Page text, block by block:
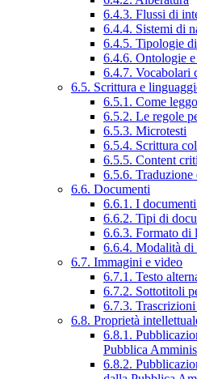
6.4.3. Flussi di
6.4.4. Sistemi di
6.4.5. Tipologie
6.4.6. Ontologie e
6.4.7. Vocabolari
6.5. Scrittura e
6.5.1. Come
6.5.2. Le regole
6.5.3. Microtesti
6.5.4. Scrittura
6.5.5. Content
6.5.6. Traduzione
6.6. Documenti
6.6.1. I
6.6.2. Tipi di
6.6.3. Formato di
6.6.4. Modalità di
6.7. Immagini e video
6.7.1. Testo
6.7.2. Sottotitoli
6.7.3.
6.8. Proprietà
6.8.1.
Pubblica
6.8.2.